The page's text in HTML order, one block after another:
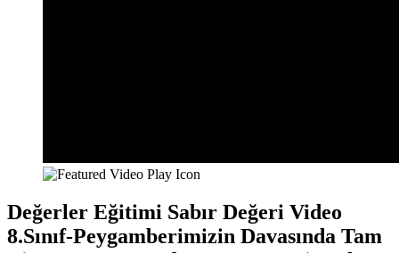
Değerler Eğitimi Sabır Değeri Video
8.Sınıf-Peygamberimizin Davasında Tam